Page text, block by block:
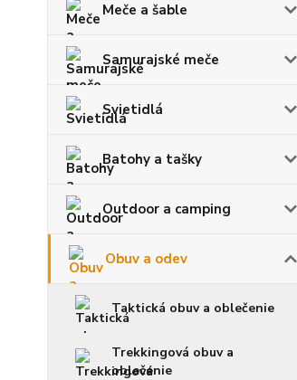
Meče a šable
Samurajské meče
Svietidlá
Batohy a tašky
Outdoor a camping
Obuv a odev
Taktická obuv a oblečenie
Trekkingová obuv a
oblečenie